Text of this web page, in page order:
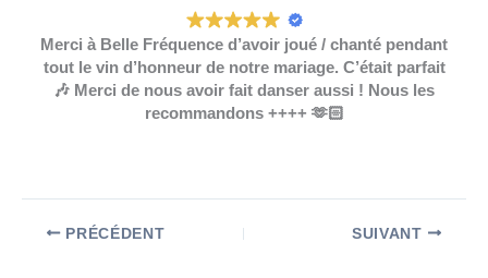
Merci à Belle Fréquence d’avoir joué / chanté pendant
tout le vin d’honneur de notre mariage. C’était parfait
🎶 Merci de nous avoir fait danser aussi ! Nous les
recommandons ++++ 🫶🏻
PRÉCÉDENT SUIVANT